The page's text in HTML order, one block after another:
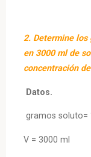
2. Determine los
en 3000 ml de
concentración
Datos.
gramos soluto=
V = 3000 ml